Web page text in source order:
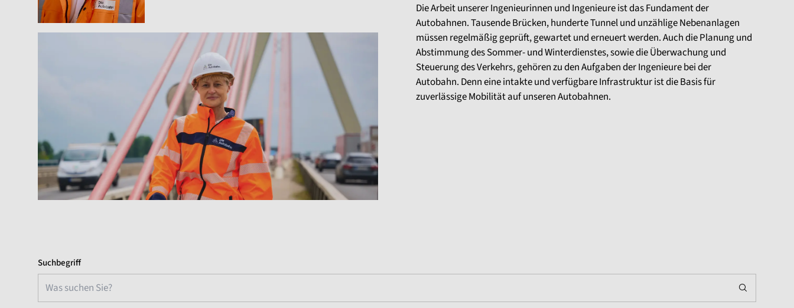
Die Arbeit unserer Ingenieurinnen und Ingenieure ist das Fundament der
Autobahnen. Tausende Brücken, hunderte Tunnel und unzählige Nebenanlagen
müssen regelmäßig geprüft, gewartet und erneuert werden. Auch die Planung und
Abstimmung des Sommer- und Winterdienstes, sowie die Überwachung und
Steuerung des Verkehrs, gehören zu den Aufgaben der Ingenieure bei der
Autobahn. Denn eine intakte und verfügbare Infrastruktur ist die Basis für
zuverlässige Mobilität auf unseren Autobahnen.
Suchbegriff